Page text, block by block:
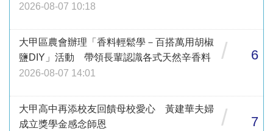
2026-08-07 10:18
大甲區農會辦理「香料輕鬆學－百搭萬用胡椒
鹽DIY」活動 帶領長輩認識各式天然辛香料
2026-08-07 14:01
/ 6
大甲高中再添校友回饋母校愛心 黃建華夫婦
成立獎學金感念師恩
/ 7